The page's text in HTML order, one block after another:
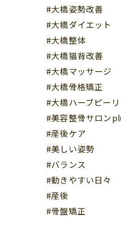
#大橋姿勢改善
#大橋ダイエット
#大橋整体
#大橋猫背改善
#大橋マッサージ
#大橋骨格矯正
#大橋ハーブピー
#美容整骨サロン
#産後ケア
#美しい姿勢
#バランス
#動きやすい日々
#産後
#骨盤矯正